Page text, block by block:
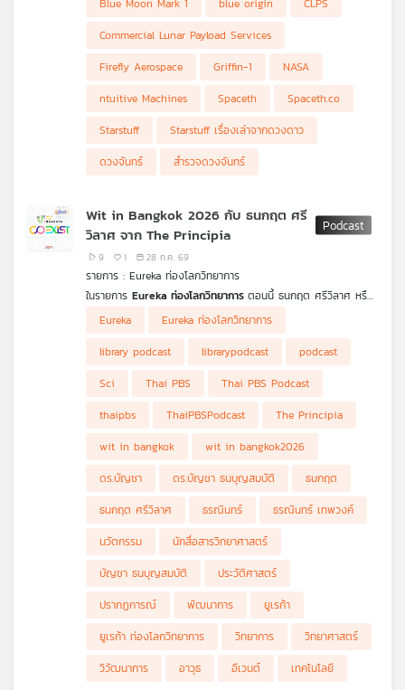
ของ Blue Origin, Griffin-1 ของ Astrobotic, IM-3 ของ
Intuitive Machines และ Blue Ghost Mission 2 ของ Firefly
Aerospace โดยแต่ละภารกิจไม่ได้เพียงขนอุปกรณ์วิทยาศาสตร์ แต่
จะเริ่มทดสอบระบบขนส่ง การสำรวจ และโครงสร้างพื้นฐานที่จำเป็น
ต่อการกลับไปอาศัยบนดวงจันทร์ในระยะยาว
Blue Moon Mark 1
blue origin
CLPS
Commercial Lunar Payload Services
Firefly Aerospace
Griffin-1
NASA
ntuitive Machines
Spaceth
Spaceth.co
Starstuff
Starstuff เรื่องเล่าจากดวงดาว
ดวงจันทร์
สำรวจดวงจันทร์
Wit in Bangkok 2026 กับ ธนกฤต ศรี
วิลาศ จาก The Principia
9 1 28 ก.ค. 69
รายการ : Eureka ท่องโลกวิทยาการ
ในรายการ Eureka ท่องโลกวิทยาการ ตอนนี้ ธนกฤต ศรีวิลาศ หรือ
เต้ CEO และผู้ร่วมก่อตั้งสื่อวิทยาศาสตร์ The Principia หนึ่งในทีม
ภาคีนักสื่อสารวิทยาศาสตร์ที่เป็นผู้ดำเนินการกิจกรรมนี้ร่วมกับ
กรุงเทพมหานคร โดย จะชวนทุกคนทำความรู้จักประวัติการสื่อสาร
วิทยาศาสตร์ไทย ทั้งในรูปแบบวารสาร ตำรา โทรทัศน์ คอนเทนต์
ออนไลน์ มาจนถึงรูปแบบการทำงานของนักสื่อสารวิทยาศาสตร์ไทยใน
วิทยาศาสตร์สามารถเรียนจบไปเพื่อทำงานเป็นนักวิทยาศาสตร์ นัก
วิจัย หรือนักประดิษฐ์ได้แล้ว นักสื่อสารวิทยาศาสตร์ก็ยังเป็นอีกหนึ่ง
อาชีพในปัจจุบันที่เริ่มหาเลี้ยงตัวได้ในยุคที่ใครก็สร้างคอนเทนต์ได้ และ
คุณเป็นอีกคนที่อยากทำความรู้จักการสื่อสารวิทยาศาสตร์ให้มากขึ้น
หรืออยากสร้างไฟในการเรียนรู้วิทยาศาสตร์ให้มากขึ้น เตรียมพบกับ
เรื่องราวของนักสื่อสารวิทยาศาสตร์ไทย และภารกิจล่าสุดที่จะรวมตัว
Eureka
Eureka ท่องโลกวิทยาการ
library podcast
librarypodcast
podcast
Sci
Thai PBS
Thai PBS Podcast
thaipbs
ThaiPBSPodcast
The Principia
wit in bangkok
wit in bangkok2026
ดร.บัญชา
ดร.บัญชา ธนบุญสมบัติ
ธนกฤต
ธนกฤต ศรีวิลาศ
ธรณินทร์
ธรณินทร์ เทพวงค์
นวัตกรรม
นักสื่อสารวิทยาศาสตร์
บัญชา ธนบุญสมบัติ
ประวัติศาสตร์
ปรากฏการณ์
พัฒนาการ
ยูเรก้า
ยูเรก้า ท่องโลกวิทยาการ
วิทยาการ
วิทยาศาสตร์
วิวัฒนาการ
อาวุธ อีเวนต์ เทคโนโลยี